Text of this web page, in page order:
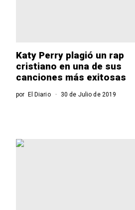
Katy Perry plagió un rap
cristiano en una de sus
canciones más exitosas
por El Diario 30 de Julio de 2019